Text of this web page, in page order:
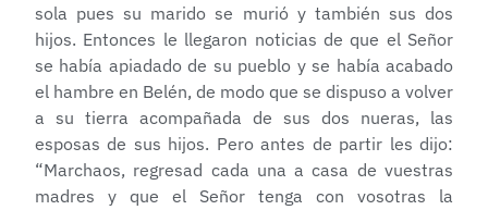
sola pues su marido se murió y también sus dos
hijos. Entonces le llegaron noticias de que el Señor
se había apiadado de su pueblo y se había acabado
el hambre en Belén, de modo que se dispuso a volver
a su tierra acompañada de sus dos nueras, las
esposas de sus hijos. Pero antes de partir les dijo:
“Marchaos, regresad cada una a casa de vuestras
madres y que el Señor tenga con vosotras la